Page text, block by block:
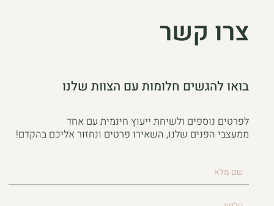
צרו קשר
בואו להגשים חלומות עם הצוות שלנו
לפרטים נוספים ולשיחת ייעוץ חינמית עם אחד
ממעצבי הפנים שלנו, השאירו פרטים ונחזור אליכם בהקדם!
טלפון